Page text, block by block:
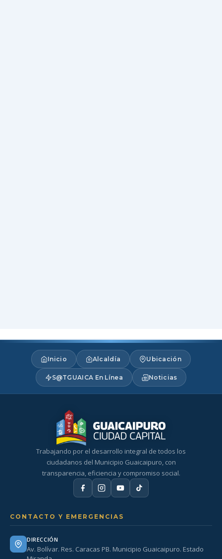
Inicio Alcaldía Ubicación
S@TGUAICA En Línea Noticias
Trabajando por el desarrollo integral de todos los
ciudadanos del Municipio Guaicaipuro, con
transparencia, eficiencia y compromiso social.
CONTACTO Y EMERGENCIAS
DIRECCIÓN
Av. Bolívar. Res. Caracas PB. Municipio Guaicaipuro. Estado